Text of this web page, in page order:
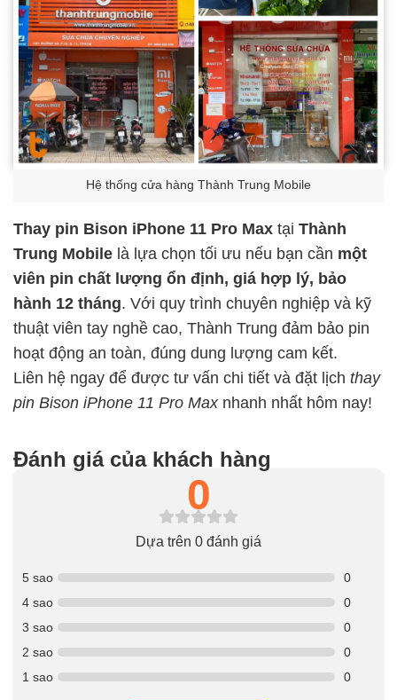
Hệ thống cửa hàng Thành Trung Mobile
Thay pin Bison iPhone 11 Pro Max tại Thành
Trung Mobile là lựa chọn tối ưu nếu bạn cần một
viên pin chất lượng ổn định, giá hợp lý, bảo
hành 12 tháng. Với quy trình chuyên nghiệp và kỹ
thuật viên tay nghề cao, Thành Trung đảm bảo pin
hoạt động an toàn, đúng dung lượng cam kết.
Liên hệ ngay để được tư vấn chi tiết và đặt lịch thay
pin Bison iPhone 11 Pro Max nhanh nhất hôm nay!
Đánh giá của khách hàng
0
Dựa trên 0 đánh giá
5 sao
0
4 sao
0
3 sao
0
2 sao
0
1 sao
0